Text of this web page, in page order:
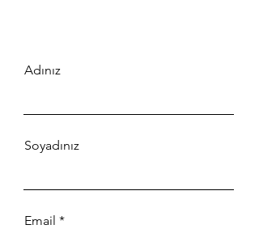
Adınız
Soyadınız
Email